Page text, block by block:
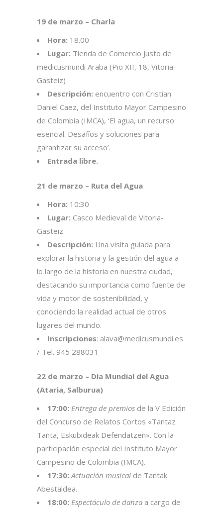
19 de marzo – Charla
Hora: 18.00
Lugar: Tienda de Comercio Justo de
medicusmundi Araba (Pio XII, 18, Vitoria-
Gasteiz)
Descripción: encuentro con Cristian
Daniel Caez, del Instituto Mayor Campesino
de Colombia (IMCA), ‘El agua, un recurso
esencial. Desafíos y soluciones para
garantizar su acceso’.
Entrada libre.
21 de marzo – Ruta del Agua
Hora: 10:30
Lugar: Casco Medieval de Vitoria-
Gasteiz
Descripción: Una visita guiada para
explorar la historia y la gestión del agua a
lo largo de la historia en nuestra ciudad,
destacando su importancia como fuente de
vida y motor de sostenibilidad, y
conociendo la realidad actual de otros
lugares del mundo.
Inscripciones: alava@medicusmundi.es
/ Tel. 945 288031
22 de marzo – Día Mundial del Agua
(Ataria, Salburua)
17:00: Entrega de premios de la V Edición
del Concurso de Relatos Cortos «Tantaz
Tanta, Eskubideak Defendatzen». Con la
participación especial del Instituto Mayor
Campesino de Colombia (IMCA).
17:30: Actuación musical de Tantak
Abestaldea.
18:00: Espectáculo de danza a cargo de